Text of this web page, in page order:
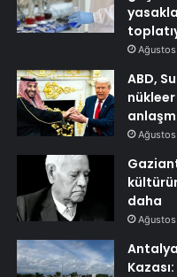
ABD,
daha